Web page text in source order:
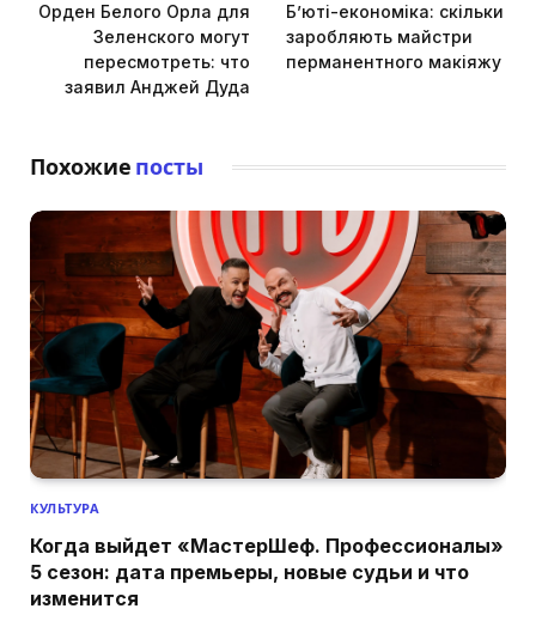
Орден Белого Орла для
Зеленского могут
пересмотреть: что
заявил Анджей Дуда
Б’юті-економіка: скільки
заробляють майстри
перманентного макіяжу
Похожие посты
КУЛЬТУРА
Когда выйдет «МастерШеф. Профессионалы»
5 сезон: дата премьеры, новые судьи и что
изменится